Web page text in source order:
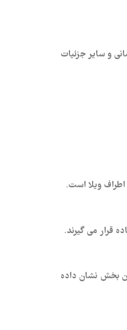
و سایر جزئیات
ویلا است.
قرار می‌ گیرند.
بخش نشان داده